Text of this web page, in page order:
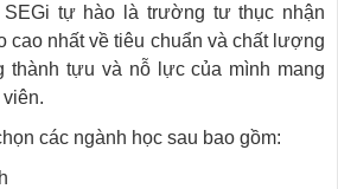
SEGi tự hào là trường tư thục nhận
cao nhất về tiêu chuẩn và chất lượng
thành tựu và nỗ lực của mình mang
các ngành học sau bao gồm: